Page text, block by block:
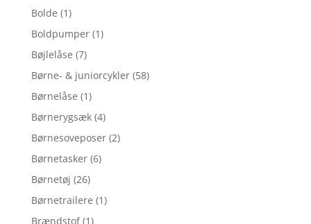
Bolde (1)
Boldpumper (1)
Bøjlelåse (7)
Børne- & juniorcykler (58)
Børnelåse (1)
Børnerygsæk (4)
Børnesoveposer (2)
Børnetasker (6)
Børnetøj (26)
Børnetrailere (1)
Brændstof (1)